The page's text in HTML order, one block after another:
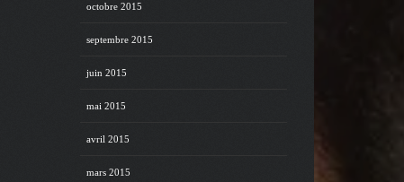
octobre 2015
septembre 2015
juin 2015
mai 2015
avril 2015
mars 2015